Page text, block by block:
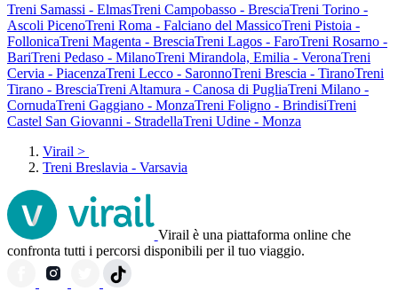
Treni Samassi - ElmasTreni Campobasso - BresciaTreni Torino -
Ascoli PicenoTreni Roma - Falciano del MassicoTreni Pistoia -
FollonicaTreni Magenta - BresciaTreni Lagos - FaroTreni Rosarno -
BariTreni Pedaso - MilanoTreni Mirandola, Emilia - VeronaTreni
Cervia - PiacenzaTreni Lecco - SaronnoTreni Brescia - TiranoTreni
Tirano - BresciaTreni Altamura - Canosa di PugliaTreni Milano -
CornudaTreni Gaggiano - MonzaTreni Foligno - BrindisiTreni
Castel San Giovanni - StradellaTreni Udine - Monza
Virail >
Treni Breslavia - Varsavia
Virail è una piattaforma online che
confronta tutti i percorsi disponibili per il tuo viaggio.